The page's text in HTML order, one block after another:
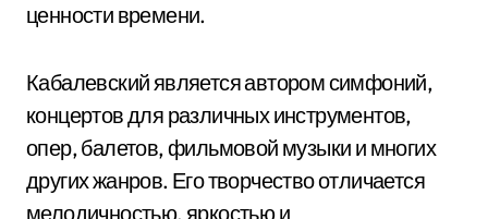
ценности времени.
Кабалевский является автором симфоний,
концертов для различных инструментов,
опер, балетов, фильмовой музыки и многих
других жанров. Его творчество отличается
мелодичностью, яркостью и